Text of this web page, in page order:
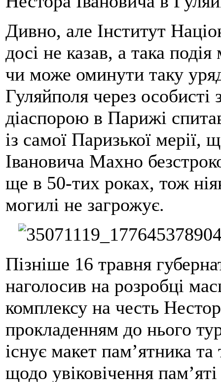
Дивно, але Інститут
досі не казав, а така
чи може оминути таку
Гуляйполя через особисті
діаспорою в Парижі
із самої Паризької мерії,
Івановича Махно
ще в 50-тих роках, тож
могилі не загрожує.
Пізніше 16 травня
наголосив на розробці
комплексу на честь
прокладенням до нього
існує макет пам’ятника
щодо увіковічення